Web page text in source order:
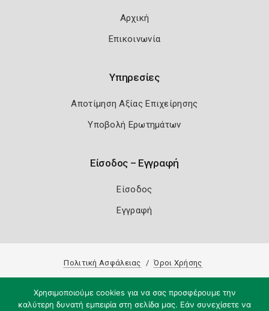
Αρχική
Επικοινωνία
Υπηρεσίες
Αποτίμηση Αξίας Επιχείρησης
Υποβολή Ερωτημάτων
Είσοδος – Εγγραφή
Είσοδος
Εγγραφή
Πολιτική Ασφάλειας Όροι Χρήσης
Χρησιμοποιούμε cookies για να σας προσφέρουμε την
καλύτερη δυνατή εμπειρία στη σελίδα μας. Εάν συνεχίσετε να